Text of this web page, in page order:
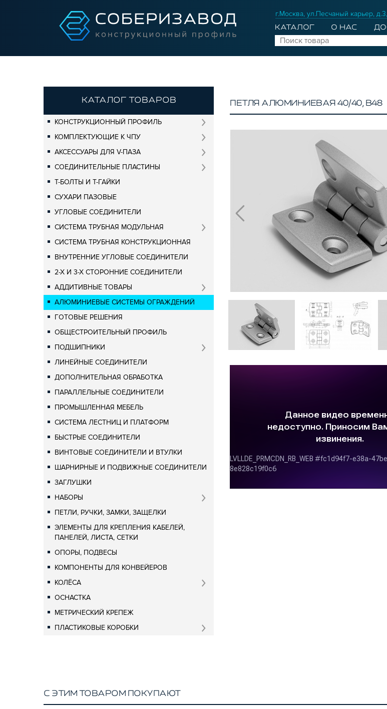
г.Москва, ул.Песчаный карьер, д.3,
КАТАЛОГ О НАС
КАТАЛОГ ТОВАРОВ
КОНСТРУКЦИОННЫЙ ПРОФИЛЬ
КОМПЛЕКТУЮЩИЕ К ЧПУ
АКСЕССУАРЫ ДЛЯ V-ПАЗА
СОЕДИНИТЕЛЬНЫЕ ПЛАСТИНЫ
Т-БОЛТЫ И Т-ГАЙКИ
СУХАРИ ПАЗОВЫЕ
УГЛОВЫЕ СОЕДИНИТЕЛИ
СИСТЕМА ТРУБНАЯ МОДУЛЬНАЯ
СИСТЕМА ТРУБНАЯ КОНСТРУКЦИОННАЯ
ВНУТРЕННИЕ УГЛОВЫЕ СОЕДИНИТЕЛИ
2-Х И 3-Х СТОРОННИЕ СОЕДИНИТЕЛИ
АДДИТИВНЫЕ ТОВАРЫ
АЛЮМИНИЕВЫЕ СИСТЕМЫ ОГРАЖДЕНИЙ
ГОТОВЫЕ РЕШЕНИЯ
ОБЩЕСТРОИТЕЛЬНЫЙ ПРОФИЛЬ
ПОДШИПНИКИ
ЛИНЕЙНЫЕ СОЕДИНИТЕЛИ
ДОПОЛНИТЕЛЬНАЯ ОБРАБОТКА
ПАРАЛЛЕЛЬНЫЕ СОЕДИНИТЕЛИ
ПРОМЫШЛЕННАЯ МЕБЕЛЬ
СИСТЕМА ЛЕСТНИЦ И ПЛАТФОРМ
БЫСТРЫЕ СОЕДИНИТЕЛИ
ВИНТОВЫЕ СОЕДИНИТЕЛИ И ВТУЛКИ
ШАРНИРНЫЕ И ПОДВИЖНЫЕ СОЕДИНИТЕЛИ
ЗАГЛУШКИ
НАБОРЫ
ПЕТЛИ, РУЧКИ, ЗАМКИ, ЗАЩЕЛКИ
ЭЛЕМЕНТЫ ДЛЯ КРЕПЛЕНИЯ КАБЕЛЕЙ,
ПАНЕЛЕЙ, ЛИСТА, СЕТКИ
ОПОРЫ, ПОДВЕСЫ
КОМПОНЕНТЫ ДЛЯ КОНВЕЙЕРОВ
КОЛЁСА
ОСНАСТКА
МЕТРИЧЕСКИЙ КРЕПЕЖ
ПЛАСТИКОВЫЕ КОРОБКИ
ПЕТЛЯ АЛЮМИНИЕВАЯ 40/40, B48
С ЭТИМ ТОВАРОМ ПОКУПАЮТ